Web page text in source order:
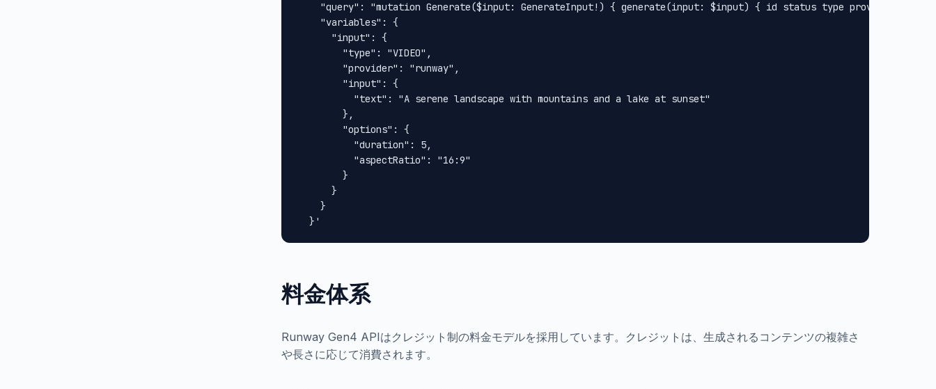
"query": "mutation Generate($input: GenerateInput!) { generate(input: $input) { id status type provider url
    "variables": {
      "input": {
        "type": "VIDEO",
        "provider": "runway",
        "input": {
          "text": "A serene landscape with mountains and a lake at sunset"
        },
        "options": {
          "duration": 5,
          "aspectRatio": "16:9"
        }
      }
    }
  }'
料金体系
Runway Gen4 APIはクレジット制の料金モデルを採用しています。クレジットは、生成されるコンテンツの複雑さ
や長さに応じて消費されます。